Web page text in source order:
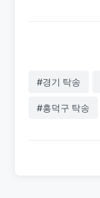
#경기 탁송
#흥덕구 탁송